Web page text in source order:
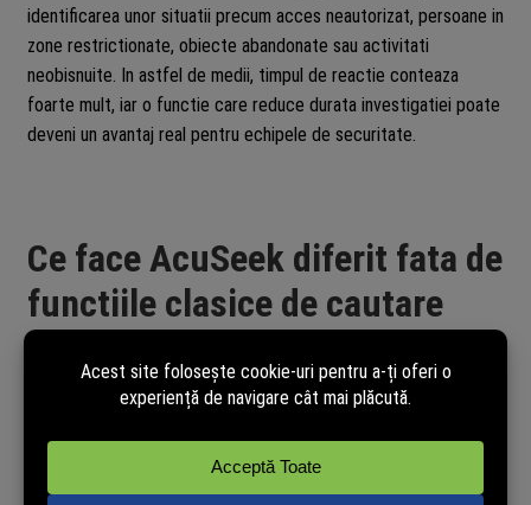
identificarea unor situatii precum acces neautorizat, persoane in
zone restrictionate, obiecte abandonate sau activitati
neobisnuite. In astfel de medii, timpul de reactie conteaza
foarte mult, iar o functie care reduce durata investigatiei poate
deveni un avantaj real pentru echipele de securitate.
Ce face AcuSeek diferit fata de
functiile clasice de cautare
Multe sisteme CCTV au avut deja functii de cautare inteligenta,
dar acestea erau, de cele mai multe ori, limitate. Utilizatorul
imagine sau putea filtra anumite momente in functie de
evenimente simple.Aceste functii sunt utile, dar nu inteleg cu